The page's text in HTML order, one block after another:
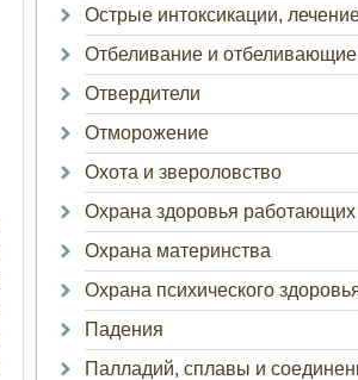
Острые интоксикации,
Отбеливание и отбеливающие
Отвердители
Отморожение
Охота и звероловство
Охрана здоровья работающих
Охрана материнства
Охрана психического
Падения
Палладий, сплавы и